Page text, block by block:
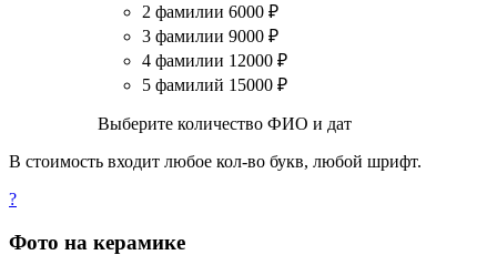
2 фамилии 6000 ₽
3 фамилии 9000 ₽
4 фамилии 12000 ₽
5 фамилий 15000 ₽
Выберите количество ФИО и дат
В стоимость входит любое кол-во букв, любой шрифт.
?
Фото на керамике